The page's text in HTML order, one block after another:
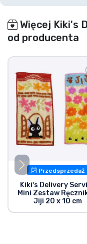
Więcej Kiki's
od producenta
Przedsprzedaż
Kiki's Delivery
Mini Zestaw
Jiji 20 x 10 cm